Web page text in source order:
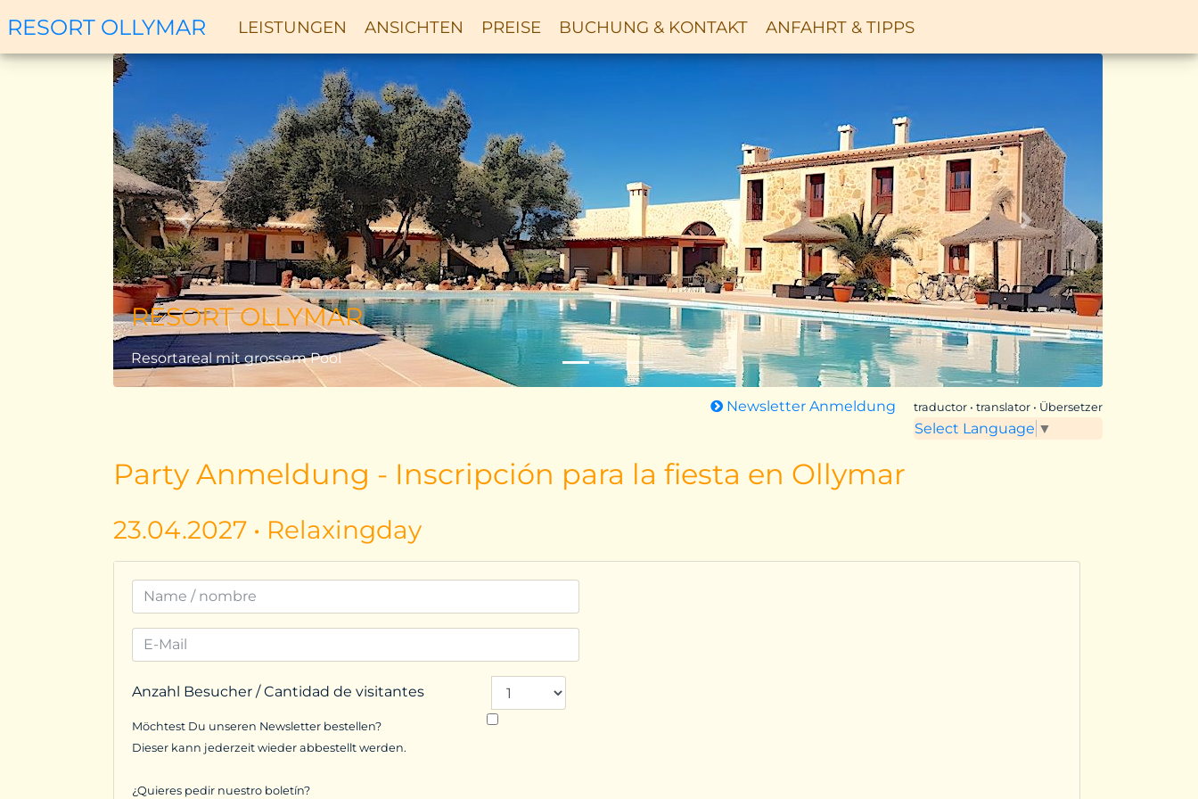
RESORT OLLYMAR LEISTUNGEN ANSICHTEN PREISE BUCHUNG & KONTAKT ANFAHRT & TIPPS
RESORT OLLYMAR
Resortareal mit grossem Pool
Zurück Vor
Newsletter Anmeldung traductor • translator • Übersetzer
Select Language ▼
Party Anmeldung - Inscripción para la fiesta en Ollymar
23.04.2027 • Relaxingday
Anzahl Besucher / Cantidad de visitantes
Möchtest Du unseren Newsletter bestellen?
Dieser kann jederzeit wieder abbestellt werden.
¿Quieres pedir nuestro boletín?